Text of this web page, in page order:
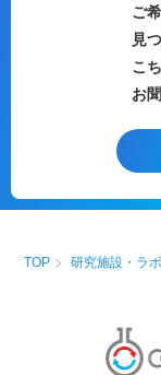
ご
見
こ
お
TOP 研究施設・ラ